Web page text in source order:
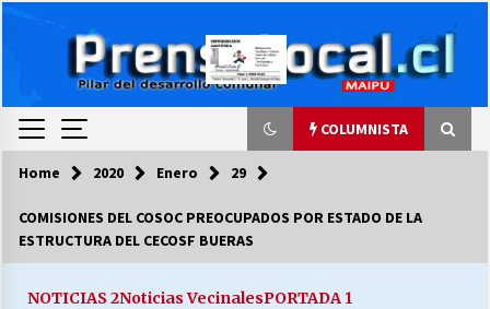
COLUMNISTA
COLUMNISTA
03/08/2026
Home 2020 Enero 29
COMISIONES DEL COSOC PREOCUPADOS POR ESTADO DE LA
ESTRUCTURA DEL CECOSF BUERAS
NOTICIAS 2Noticias VecinalesPORTADA 1